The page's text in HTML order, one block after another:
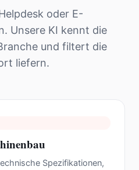
oder E-
Unsere KI kennt die
und filtert die
liefern.
Spezifikationen,